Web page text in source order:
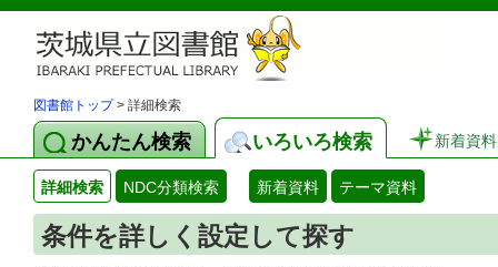
図書館トップ> 詳細検索
かんたん検索 いろいろ検索 新着資料
詳細検索 NDC分類検索 新着資料 テーマ資料
条件を詳しく設定して探す